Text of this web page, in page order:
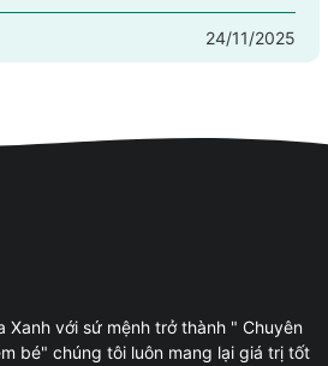
và cán bộ y tế trong tỉnh.Trong
ý nghĩa đó, Dược Khoa Xanh vinh
tài trợ vàng, góp phần tạo nên...
24/11/2025
Xanh với sứ mệnh trở thành " Chuyên
bé" chúng tôi luôn mang lại giá trị tốt